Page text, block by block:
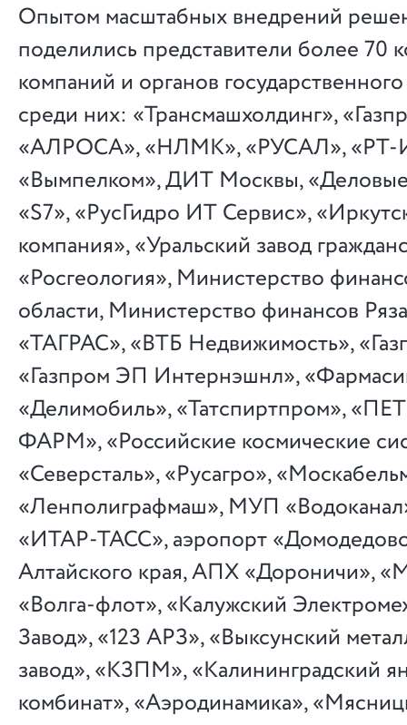
Опытом масштабных внедрений
поделились представители более 70
компаний и органов
среди них: «Трансмашхолдинг»,
«АЛРОСА», «НЛМК», «РУСАЛ», «РТ-
«Вымпелком», ДИТ Москвы,
«S7», «РусГидро ИТ Сервис»,
компания», «Уральский завод
«Росгеология», Министерство
области, Министерство финансов
«ТАГРАС», «ВТБ Недвижимость»,
«Газпром ЭП Интернэшнл»,
«Делимобиль», «Татспиртпром»,
ФАРМ», «Российские космические
«Северсталь», «Русагро»,
«Ленполиграфмаш», МУП
«ИТАР-ТАСС», аэропорт
Алтайского края, АПХ «Дороничи»,
«Волга-флот», «Калужский
Завод», «123 АРЗ», «Выксунский
завод», «КЗПМ», «Калининградский
комбинат», «Аэродинамика»,